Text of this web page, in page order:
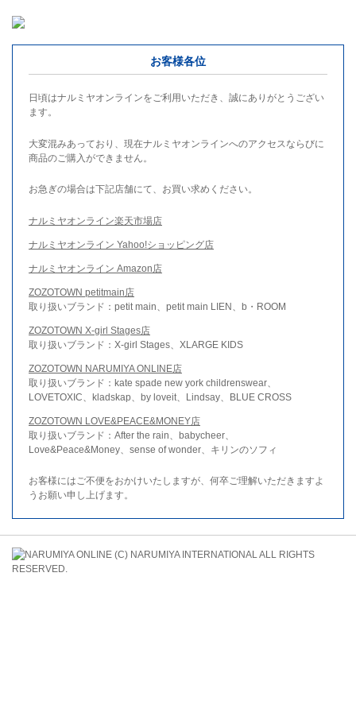
お客様各位
日頃はナルミヤオンラインをご利用いただき、誠にありがとうござい
ます。
大変混みあっており、現在ナルミヤオンラインへのアクセスならびに
商品のご購入ができません。
お急ぎの場合は下記店舗にて、お買い求めください。
ナルミヤオンライン楽天市場店
ナルミヤオンライン Yahoo!ショッピング店
ナルミヤオンライン Amazon店
ZOZOTOWN petitmain店
取り扱いブランド：petit main、petit main LIEN、b・ROOM
ZOZOTOWN X-girl Stages店
取り扱いブランド：X-girl Stages、XLARGE KIDS
ZOZOTOWN NARUMIYA ONLINE店
取り扱いブランド：kate spade new york childrenswear、
LOVETOXIC、kladskap、by loveit、Lindsay、BLUE CROSS
ZOZOTOWN LOVE&PEACE&MONEY店
取り扱いブランド：After the rain、babycheer、
Love&Peace&Money、sense of wonder、キリンのソフィ
お客様にはご不便をおかけいたしますが、何卒ご理解いただきますよ
うお願い申し上げます。